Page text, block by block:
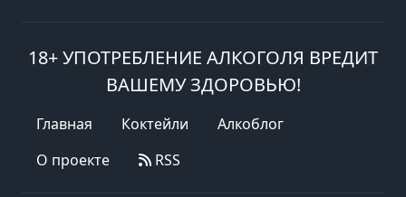
18+ УПОТРЕБЛЕНИЕ АЛКОГОЛЯ ВРЕДИТ
ВАШЕМУ ЗДОРОВЬЮ!
Главная Коктейли
Алкоблог
О проекте
RSS